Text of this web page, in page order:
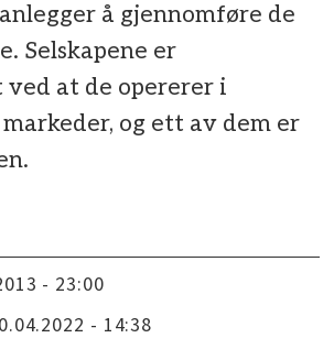
å gjennomføre de
Selskapene er
at de opererer i
og ett av dem er
- 23:00
20.04.2022 - 14:38